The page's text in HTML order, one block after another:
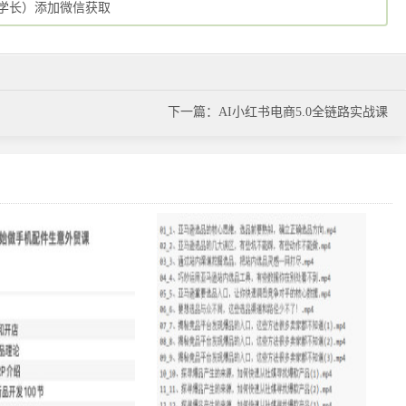
长）添加微信获取
下一篇：AI小红书电商5.0全链路实战课